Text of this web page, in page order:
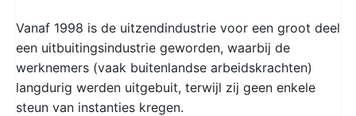
Vanaf 1998 is de uitzendindustrie voor een groot deel
een uitbuitingsindustrie geworden, waarbij de
werknemers (vaak buitenlandse arbeidskrachten)
langdurig werden uitgebuit, terwijl zij geen enkele
steun van instanties kregen.